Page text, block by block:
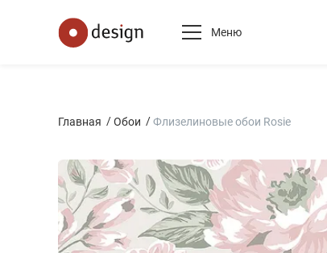
Меню
Главная Обои Флизелиновые обои Rosie